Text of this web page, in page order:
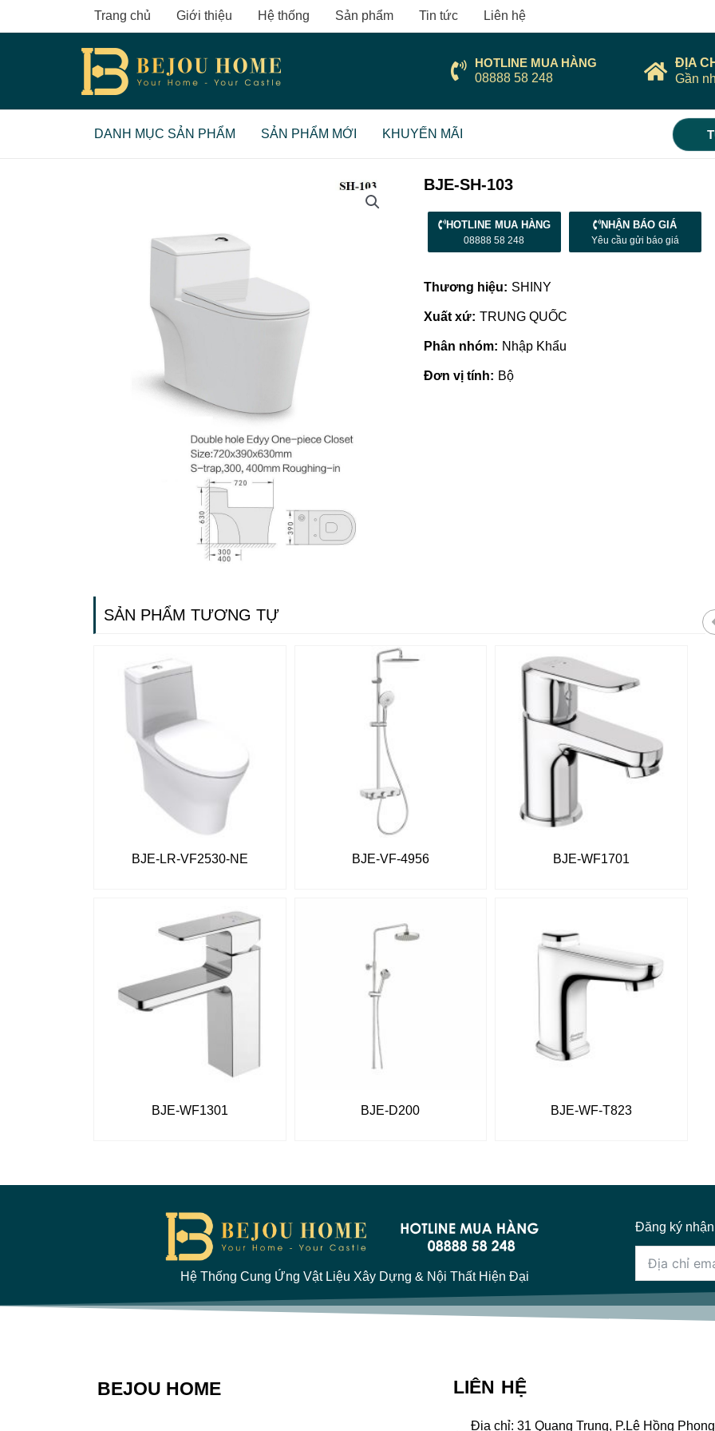
to
Trang chủ Giới thiệu Hệ thống Sản phẩm Tin tức Liên hệ
HOTLINE MUA HÀNG
08888 58 248
ĐỊA
Gần
DANH MỤC SẢN PHẨM SẢN PHẨM MỚI KHUYẾN MÃI
BJE-SH-103
HOTLINE MUA HÀNG
08888 58 248
NHẬN BÁO GIÁ
Yêu cầu gửi báo giá
Thương hiệu: SHINY
Xuất xứ: TRUNG QUỐC
Phân nhóm: Nhập Khẩu
Đơn vị tính: Bộ
SẢN PHẨM TƯƠNG TỰ
BJE-LR-VF2530-NE BJE-VF-4956 BJE-WF1701
BJE-WF1301 BJE-D200 BJE-WF-T823
Giá vật liệu xây dựng tại Quảng
Ngãi | Cập nhật mới nhất 2022
Hệ Thống Cung Ứng Vật Liệu Xây Dựng & Nội Thất Hiện Đại
Đăng ký
BEJOU HOME LIÊN HỆ
Địa chỉ: 31 Quang Trung, P.Lê Hồng